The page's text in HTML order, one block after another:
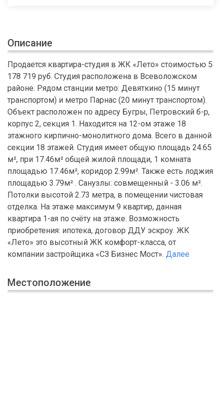
Описание
Продается квартира-студия в ЖК «Лето» стоимостью 5
178 719 руб. Студия расположена в Всеволожском
районе. Рядом станции метро: Девяткино (15 минут
транспортом) и метро Парнас (20 минут транспортом).
Объект расположен по адресу Бугры, Петровский б-р,
корпус 2, секция 1. Находится на 12-ом этаже 18
этажного кирпично-монолитного дома. Всего в данной
секции 18 этажей. Студия имеет общую площадь 24.65
м², при 17.46м² общей жилой площади, 1 комната
площадью 17.46м², коридор 2.99м². Также есть лоджия
площадью 3.79м² . Санузлы: совмещенный - 3.06 м².
Потолки высотой 2.73 метра, в помещении чистовая
отделка. На этаже максимум 9 квартир, данная
квартира 1-ая по счёту на этаже. Возможность
приобретения: ипотека, договор ДДУ эскроу. ЖК
«Лето» это высотный ЖК комфорт-класса, от
компании застройщика «СЗ Бизнес Мост». Далее
Местоположение